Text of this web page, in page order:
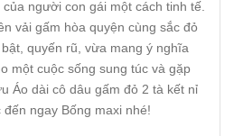
người con gái một cách tinh tế.
vải gấm hòa quyện cùng sắc đỏ
quyến rũ, vừa mang ý nghĩa
một cuộc sống sung túc và gặp
Áo dài cô dâu gấm đỏ 2 tà kết nỉ
ngay Bống maxi nhé!